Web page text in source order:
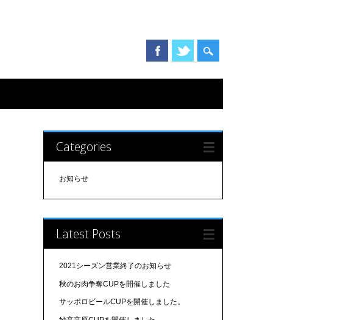
Categories
お知らせ
Latest Posts
2021シーズン営業終了のお知らせ
秋のお肉争奪CUPを開催しました
サッポロビールCUPを開催しました。